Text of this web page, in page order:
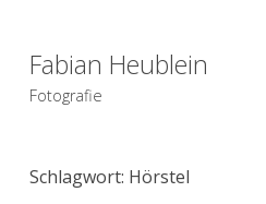
Fabian Heublein
Fotografie
Schlagwort: Hörstel